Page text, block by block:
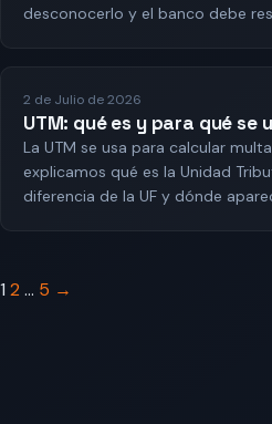
desconocerlo y el banco debe
2 de Julio de 2026
UTM: qué es y para qué se
La UTM se usa para calcular
explicamos qué es la Unidad
diferencia de la UF y dónde
Paginación
1 2 … 5 →